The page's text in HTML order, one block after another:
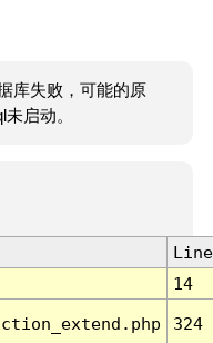
库失败，可能的原
启动。
Line
14
324